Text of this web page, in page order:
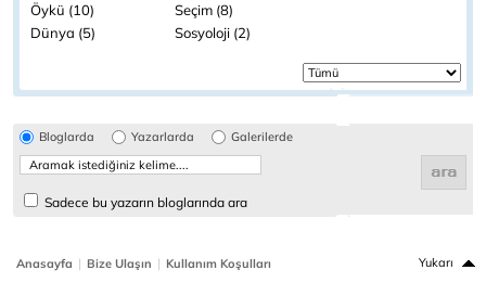
Öykü (10)
Seçim (8)
Dünya (5)
Sosyoloji (2)
Bloglarda Yazarlarda Galerilerde
Sadece bu yazarın bloglarında ara
Anasayfa | Bize Ulaşın | Kullanım Koşulları Yukarı